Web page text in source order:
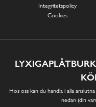
Integritetspolicy
Cookies
Hos oss kan du handla i alla
nedan (din